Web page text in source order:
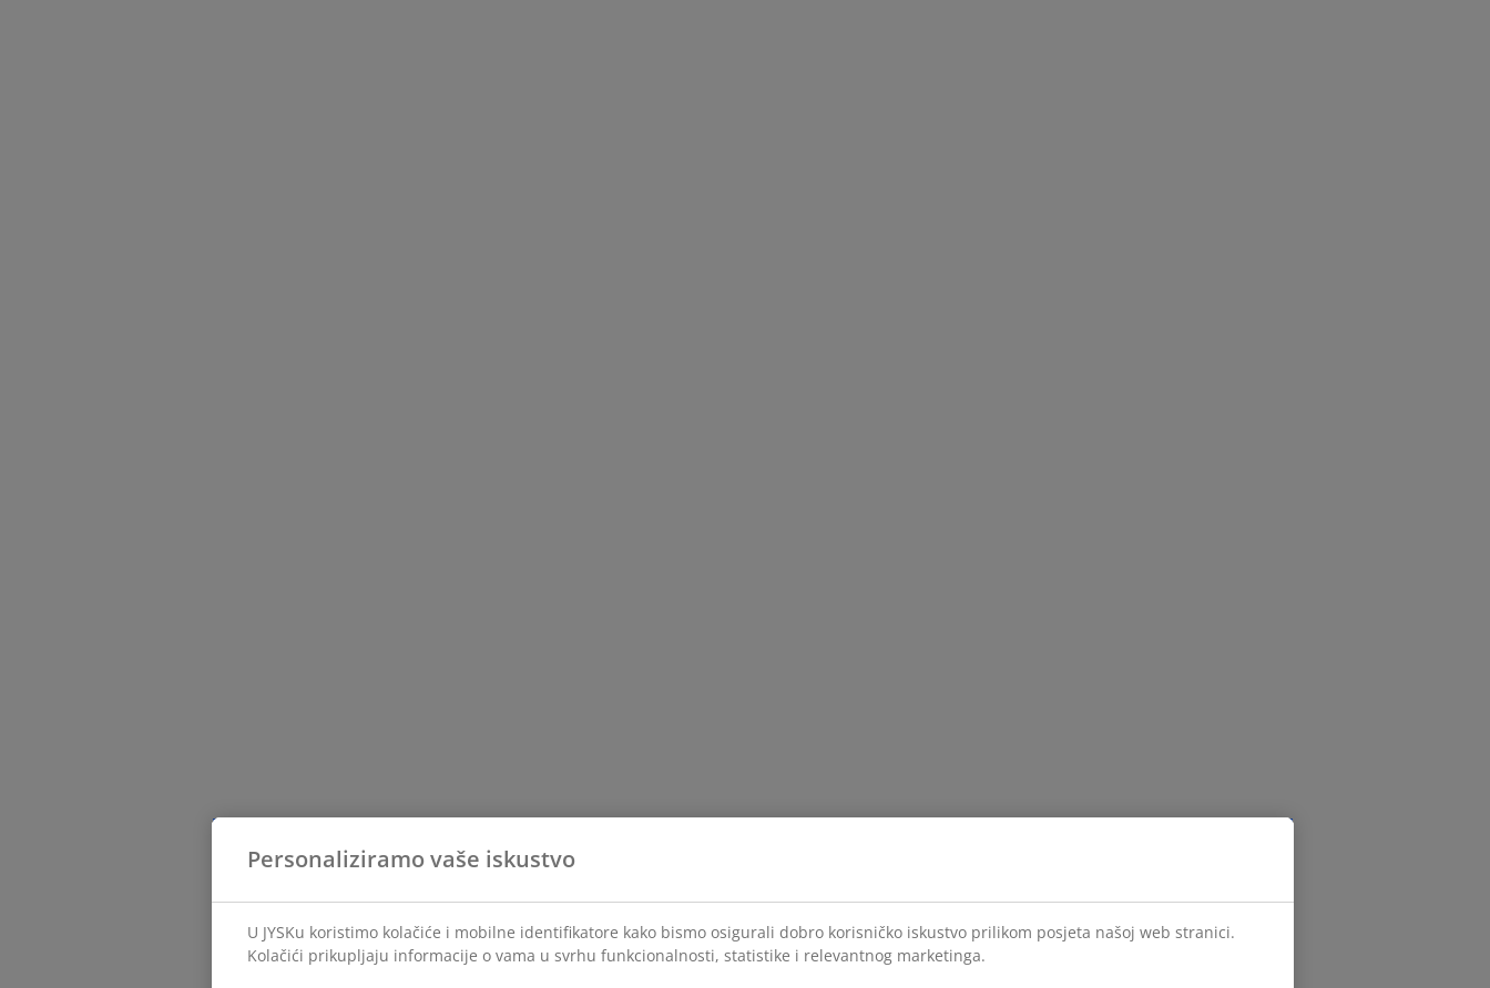
Personaliziramo vaše iskustvo
U JYSKu koristimo kolačiće i mobilne identifikatore kako bismo osigurali dobro korisničko iskustvo prilikom posjeta našoj web stranici.
Kolačići prikupljaju informacije o vama u svrhu funkcionalnosti, statistike i relevantnog marketinga.